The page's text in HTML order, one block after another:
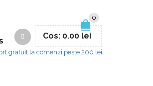
0
Cos: 0.00 lei
gratuit la comenzi peste 200 lei